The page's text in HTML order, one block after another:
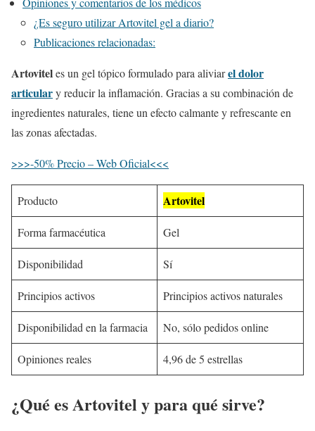
¿Es seguro utilizar Artovitel gel a diario?
Publicaciones relacionadas:
Artoviteles un gel tópico formulado para aliviarel dolor
articulary reducir la inflamación. Gracias a su combinación de
ingredientes naturales, tiene un efecto calmante y refrescante en
las zonas afectadas.
>>>-50% Precio – Web Oficial<<<
Producto Artovitel
Forma farmacéutica Gel
Disponibilidad Sí
Principios activos Principios activos naturales
Disponibilidad en la farmacia No, sólo pedidos online
Opiniones reales 4,96 de 5 estrellas
¿Qué es Artovitel y para qué sirve?